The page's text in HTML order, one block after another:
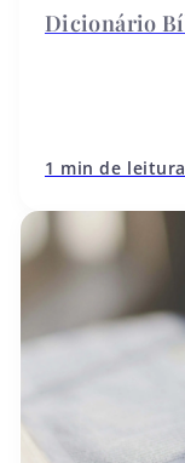
1 min de leitura